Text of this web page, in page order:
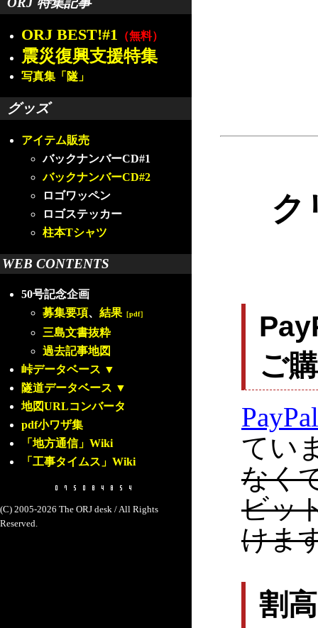
ORJ BEST!#1 （無料）
震災復興支援特集
写真集「隧」
グッズ
アイテム販売
バックナンバーCD#1
バックナンバーCD#2
ロゴワッペン
ロゴステッカー
柱本Tシャツ
WEB CONTENTS
50号記念企画
募集要項、 結果 ［pdf］
三島文書抜粋
過去記事地図
峠データベース ▼
隧道データベース ▼
地図URLコンバータ
pdf小ワザ集
「地方通信」Wiki
「工事タイムス」Wiki
(C) 2005-2026 The ORJ desk / All Rights
Reserved.
ク
ご
PayPal
てい
なく
ビッ
けま
割